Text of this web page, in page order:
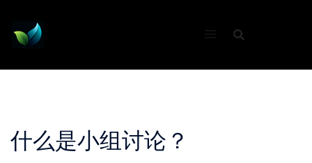
content
什么是小组讨论？